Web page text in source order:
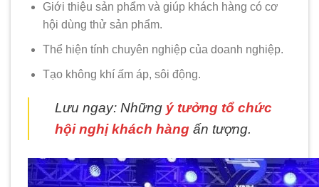
Giới thiệu sản phẩm và giúp khách hàng có cơ
hội dùng thử sản phẩm.
Thể hiện tính chuyên nghiệp của doanh nghiệp.
Tạo không khí ấm áp, sôi động.
Lưu ngay: Những ý tưởng tổ chức
hội nghị khách hàng ấn tượng.